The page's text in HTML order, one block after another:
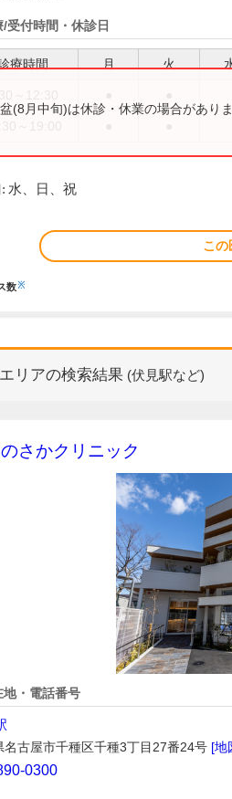
/受付時間・休診日
療時間 月 火
(8月中旬)は休診・休業の場合があり
水、日、祝
この
数※
リアの検索結果 (伏見駅など)
さかクリニック
地・電話番号
名古屋市千種区千種3丁目27番24号 [地
0300